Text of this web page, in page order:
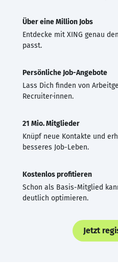
Über eine Million Jobs
Entdecke mit XING genau
passt.
Persönliche Job-Angebote
Lass Dich finden von
Recruiter·innen.
21 Mio. Mitglieder
Knüpf neue Kontakte und
besseres Job-Leben.
Kostenlos profitieren
Schon als Basis-Mitglied
deutlich optimieren.
Jetzt